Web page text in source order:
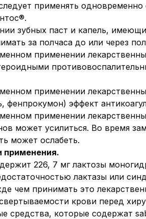
применять
зубных паст и капель,
за полчаса до или через
применении
применении
фенпрокумон) эффект
применении
может усилиться. Во время
может ослабеть.
применения.
226, 7 мг лактозы
лактазы или
чем принимать это
крови перед
средства, которые содержат